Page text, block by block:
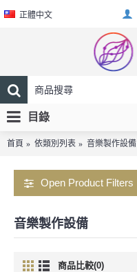
正體中文
目錄
首頁 依類別列表 音樂製作設備
Open Product Filters
音樂製作設備
商品比較(0)